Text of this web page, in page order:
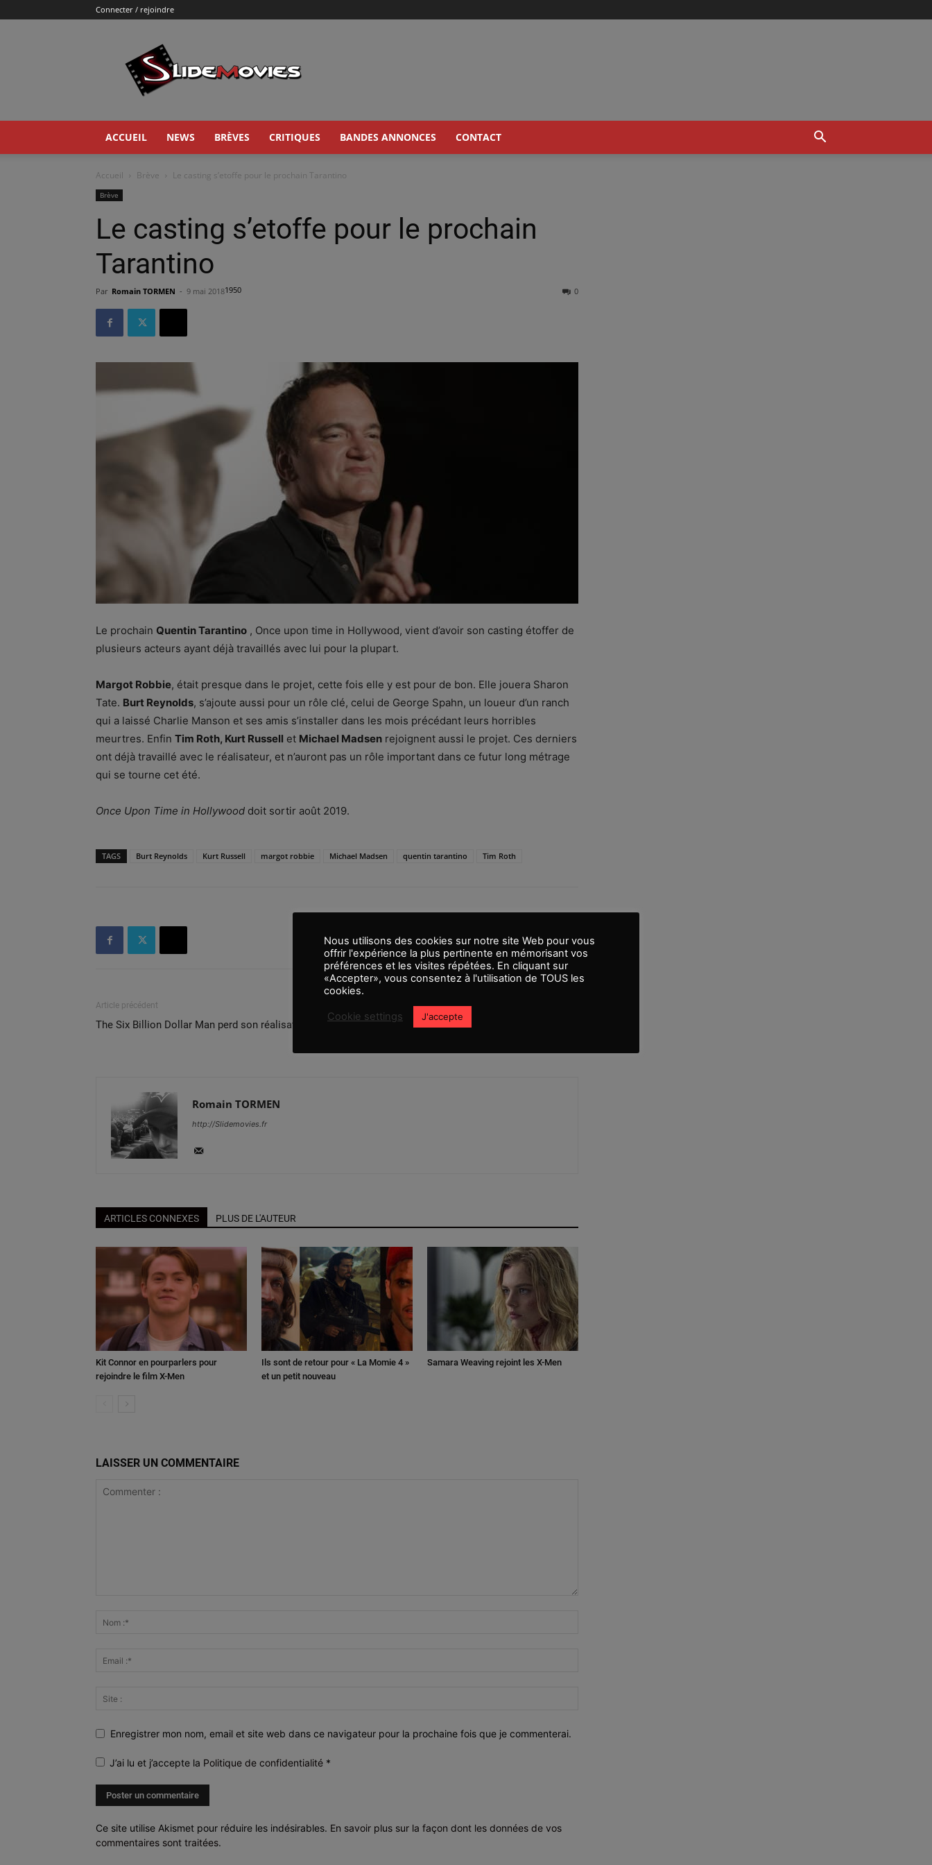
Connecter / rejoindre
ACCUEIL NEWS BRÈVES CRITIQUES BANDES ANNONCES CONTACT
Accueil Brève Le casting s’etoffe pour le prochain Tarantino
Brève
Le casting s’etoffe pour le prochain
Tarantino
Par Romain TORMEN - 9 mai 2018 0
1950
Le prochain Quentin Tarantino , Once upon time in Hollywood, vient d’avoir son casting étoffer de
plusieurs acteurs ayant déjà travaillés avec lui pour la plupart.
Margot Robbie, était presque dans le projet, cette fois elle y est pour de bon. Elle jouera Sharon
Tate. Burt Reynolds, s’ajoute aussi pour un rôle clé, celui de George Spahn, un loueur d’un ranch
qui a laissé Charlie Manson et ses amis s’installer dans les mois précédant leurs horribles
meurtres. Enfin Tim Roth, Kurt Russell et Michael Madsen rejoignent aussi le projet. Ces derniers
ont déjà travaillé avec le réalisateur, et n’auront pas un rôle important dans ce futur long métrage
qui se tourne cet été.
Once Upon Time in Hollywood doit sortir août 2019.
TAGS Burt Reynolds Kurt Russell margot robbie Michael Madsen quentin tarantino Tim Roth
Article précédent
The Six Billion Dollar Man perd son réalisateur
Captain Marvel intègre Annette Bening au
Romain TORMEN
http://Slidemovies.fr
ARTICLES CONNEXES PLUS DE L'AUTEUR
Kit Connor en pourparlers pour
rejoindre le film X-Men
Ils sont de retour pour « La Momie 4 »
et un petit nouveau
Samara Weaving rejoint les X-Men
LAISSER UN COMMENTAIRE
Enregistrer mon nom, email et site web dans ce navigateur pour la prochaine fois que je commenterai.
J’ai lu et j’accepte la Politique de confidentialité *
Ce site utilise Akismet pour réduire les indésirables. En savoir plus sur la façon dont les données de vos
commentaires sont traitées.
Nous utilisons des cookies sur notre site Web pour vous
offrir l'expérience la plus pertinente en mémorisant vos
préférences et les visites répétées. En cliquant sur
«Accepter», vous consentez à l'utilisation de TOUS les
cookies.
Cookie settings J'accepte